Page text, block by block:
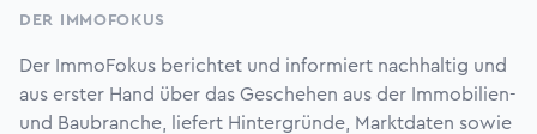
DER IMMOFOKUS
Der ImmoFokus berichtet und informiert nachhaltig und
aus erster Hand über das Geschehen aus der Immobilien-
und Baubranche, liefert Hintergründe, Marktdaten sowie